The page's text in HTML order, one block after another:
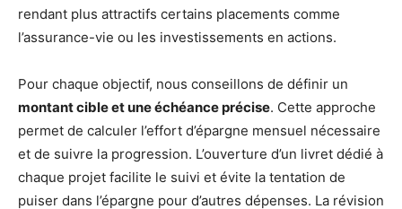
rendant plus attractifs certains placements comme
l’assurance-vie ou les investissements en actions.
Pour chaque objectif, nous conseillons de définir un
montant cible et une échéance précise. Cette approche
permet de calculer l’effort d’épargne mensuel nécessaire
et de suivre la progression. L’ouverture d’un livret dédié à
chaque projet facilite le suivi et évite la tentation de
puiser dans l’épargne pour d’autres dépenses. La révision